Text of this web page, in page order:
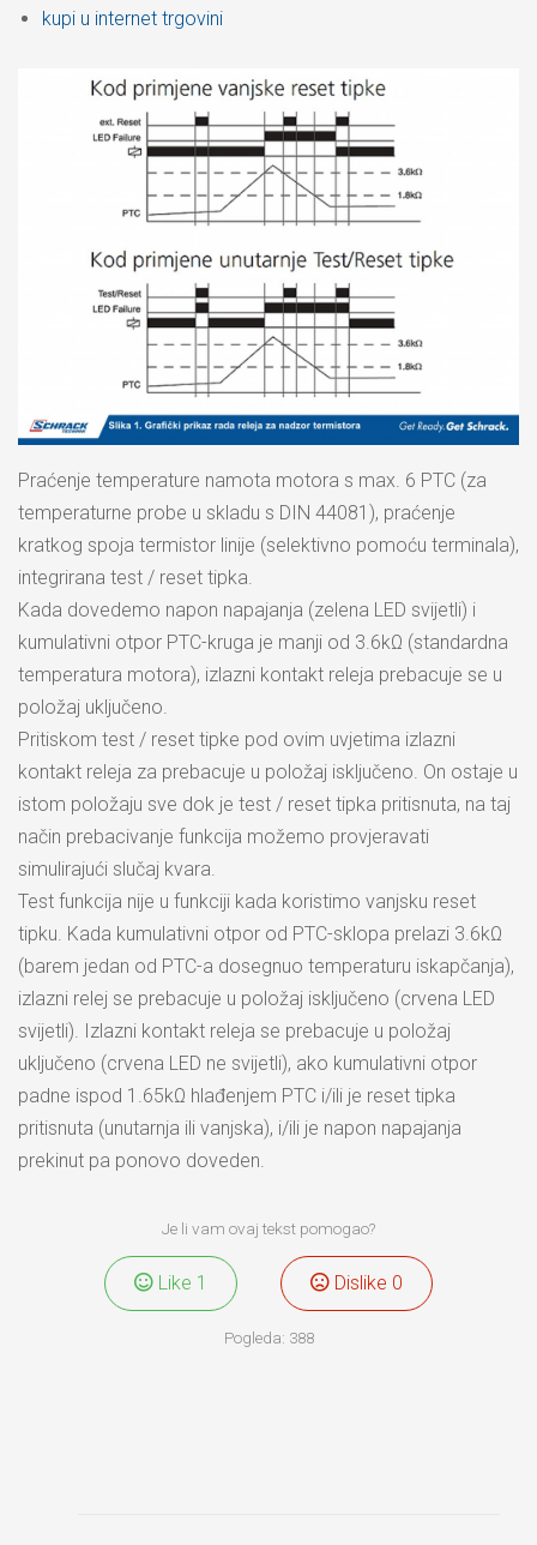
kupi u internet trgovini
Praćenje temperature namota motora s max. 6 PTC (za
temperaturne probe u skladu s DIN 44081), praćenje
kratkog spoja termistor linije (selektivno pomoću terminala),
integrirana test / reset tipka.
Kada dovedemo napon napajanja (zelena LED svijetli) i
kumulativni otpor PTC-kruga je manji od 3.6kΩ (standardna
temperatura motora), izlazni kontakt releja prebacuje se u
položaj uključeno.
Pritiskom test / reset tipke pod ovim uvjetima izlazni
kontakt releja za prebacuje u položaj isključeno. On ostaje u
istom položaju sve dok je test / reset tipka pritisnuta, na taj
način prebacivanje funkcija možemo provjeravati
simulirajući slučaj kvara.
Test funkcija nije u funkciji kada koristimo vanjsku reset
tipku. Kada kumulativni otpor od PTC-sklopa prelazi 3.6kΩ
(barem jedan od PTC-a dosegnuo temperaturu iskapčanja),
izlazni relej se prebacuje u položaj isključeno (crvena LED
svijetli). Izlazni kontakt releja se prebacuje u položaj
uključeno (crvena LED ne svijetli), ako kumulativni otpor
padne ispod 1.65kΩ hlađenjem PTC i/ili je reset tipka
pritisnuta (unutarnja ili vanjska), i/ili je napon napajanja
prekinut pa ponovo doveden.
Je li vam ovaj tekst pomogao?
Like 1 Dislike 0
Pogleda: 388